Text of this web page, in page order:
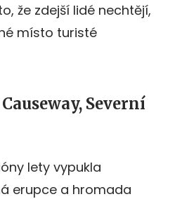
že zdejší lidé nechtějí,
místo turisté
Severní
lety vypukla
erupce a hromada